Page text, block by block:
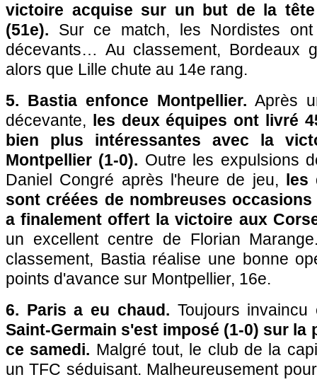
victoire acquise sur un but de la
(51e). Sur ce match, les Nordistes ont
décevants… Au classement, Bordeaux
alors que Lille chute au 14e rang.
5. Bastia enfonce Montpellier. Après
décevante, les deux équipes ont livré
bien plus intéressantes avec la
Montpellier (1-0). Outre les expulsions
Daniel Congré après l'heure de jeu, les
sont créées de nombreuses
a finalement offert la victoire aux
un excellent centre de Florian
classement, Bastia réalise une bonne
points d'avance sur Montpellier, 16e.
6. Paris a eu chaud. Toujours
Saint-Germain s'est imposé (1-0) sur la
ce samedi. Malgré tout, le club de la
un TFC séduisant. Malheureusement